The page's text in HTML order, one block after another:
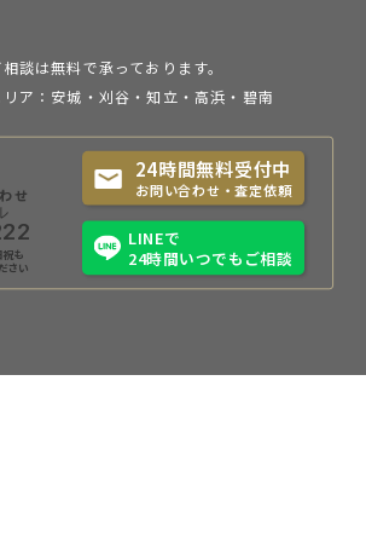
談は無料で承っております。
ア：安城・刈谷・知立・ 高浜・碧南
せ
も
さい
24時間無料受付中
お問い合わせ・査定依頼
LINEで
24時間いつでもご相談